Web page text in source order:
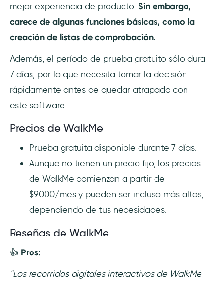
mejor experiencia de producto. Sin embargo,
carece de algunas funciones básicas, como la
creación de listas de comprobación.
Además, el período de prueba gratuito sólo dura
7 días, por lo que necesita tomar la decisión
rápidamente antes de quedar atrapado con
este software.
Precios de WalkMe
Prueba gratuita disponible durante 7 días.
Aunque no tienen un precio fijo, los precios
de WalkMe comienzan a partir de
$9000/mes y pueden ser incluso más altos,
dependiendo de tus necesidades.
Reseñas de WalkMe
👍 Pros:
"Los recorridos digitales interactivos de WalkMe